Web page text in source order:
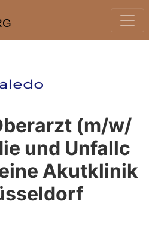
(m/w/
und Unfallc
Akutklinik